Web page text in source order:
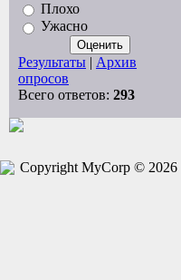
Плохо
Ужасно
Результаты | Архив
опросов
Всего ответов: 293
Copyright MyCorp © 2026